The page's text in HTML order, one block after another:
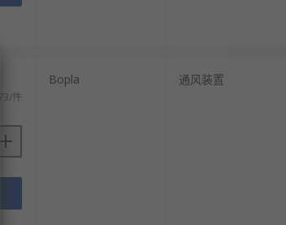
件
Bopla 通风装置